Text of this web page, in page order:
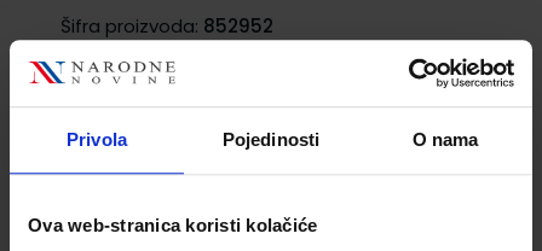
Privola Pojedinosti O nama
Ova web-stranica koristi kolačiće
Šifra proizvoda: 852952
Nakladnik:ŠKOLSKA KNJIGA d.d.
Registarski
broj ministarstva:1266